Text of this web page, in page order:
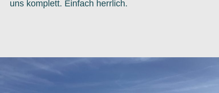
uns komplett. Einfach herrlich.